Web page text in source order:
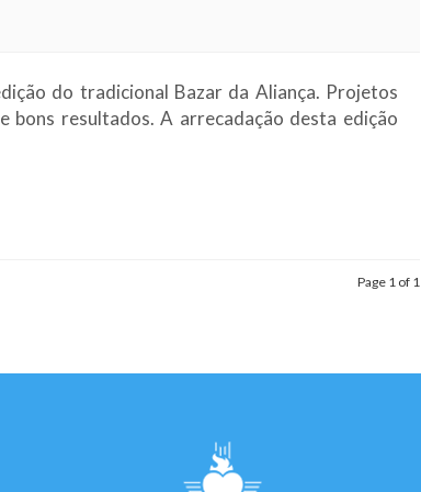
do tradicional Bazar da Aliança. Projetos
bons resultados. A arrecadação desta edição
Page 1 of 1